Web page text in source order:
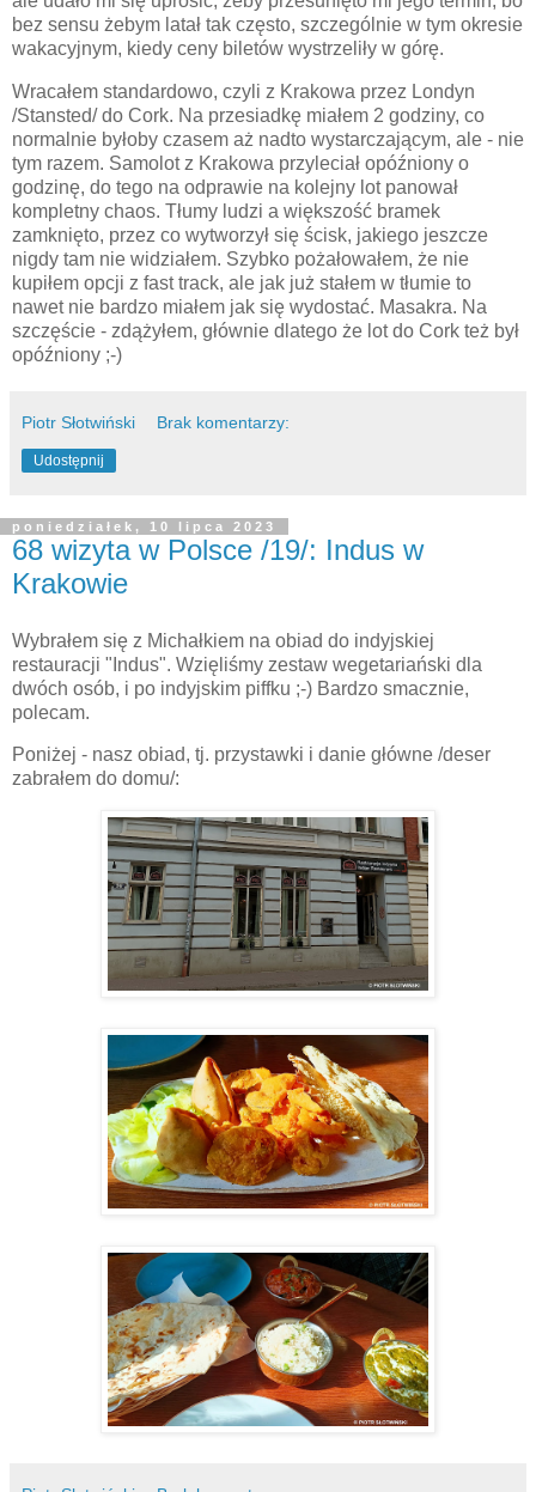
bez sensu żebym latał tak często, szczególnie w tym okresie
wakacyjnym, kiedy ceny biletów wystrzeliły w górę.
Wracałem standardowo, czyli z Krakowa przez Londyn
/Stansted/ do Cork. Na przesiadkę miałem 2 godziny, co
normalnie byłoby czasem aż nadto wystarczającym, ale - nie
tym razem. Samolot z Krakowa przyleciał opóźniony o
godzinę, do tego na odprawie na kolejny lot panował
kompletny chaos. Tłumy ludzi a większość bramek
zamknięto, przez co wytworzył się ścisk, jakiego jeszcze
nigdy tam nie widziałem. Szybko pożałowałem, że nie
kupiłem opcji z fast track, ale jak już stałem w tłumie to
nawet nie bardzo miałem jak się wydostać. Masakra. Na
szczęście - zdążyłem, głównie dlatego że lot do Cork też był
opóźniony ;-)
Piotr Słotwiński Brak komentarzy:
Udostępnij
poniedziałek, 10 lipca 2023
68 wizyta w Polsce /19/: Indus w
Krakowie
Wybrałem się z Michałkiem na obiad do indyjskiej
restauracji "Indus". Wzięliśmy zestaw wegetariański dla
dwóch osób, i po indyjskim piffku ;-) Bardzo smacznie,
polecam.
Poniżej - nasz obiad, tj. przystawki i danie główne /deser
zabrałem do domu/: